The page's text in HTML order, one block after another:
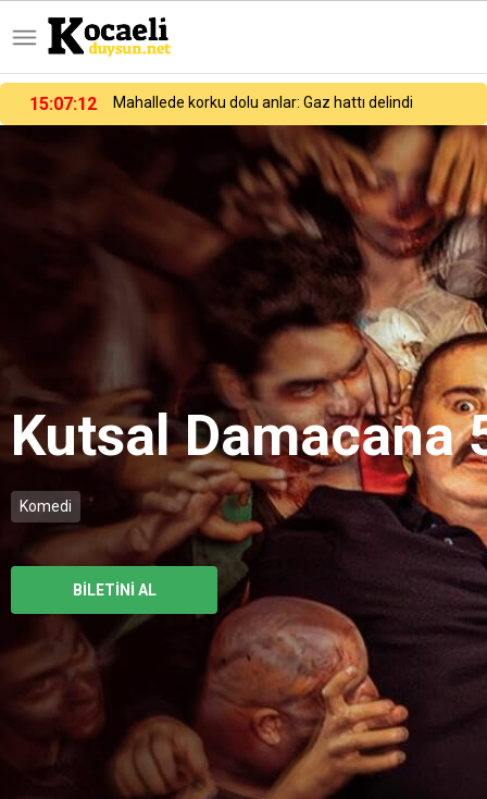
15:07:12 Mahallede korku dolu anlar: Gaz hattı delindi
Kutsal Damacana
Komedi
BİLETİNİ AL